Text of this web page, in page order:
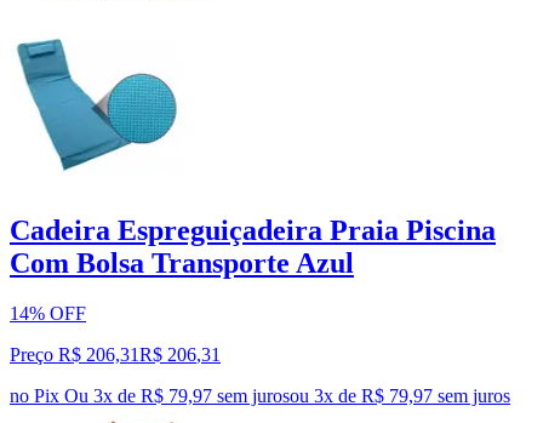
Cadeira Espreguiçadeira Praia Piscina
Com Bolsa Transporte Azul
14% OFF
Preço R$ 206,31R$ 206,31
no Pix Ou 3x de R$ 79,97 sem jurosou 3x de R$ 79,97 sem juros